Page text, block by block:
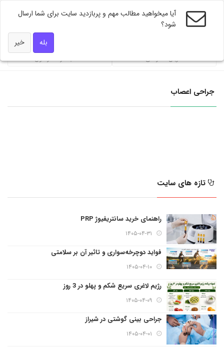
ضربان تندرستی
محاسبه گر فشار خون
جراحی اعصاب
تازه های سایت
راهنمای خرید سانتریفیوژ PRP
۱۴۰۵-۰۴-۳۱
فواید دوچرخه‌سواری و تاثیر آن بر سلامتی
۱۴۰۵-۰۴-۱۰
رژیم لاغری سریع شکم و پهلو در 3 روز
۱۴۰۵-۰۴-۰۹
جراحی بینی گوشتی در شیراز
۱۴۰۵-۰۴-۰۱
آیا میخواهید مطالب مهم و پربازدید سایت برای شما ارسال
شود؟
بله
خیر